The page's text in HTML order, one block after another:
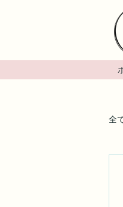
全